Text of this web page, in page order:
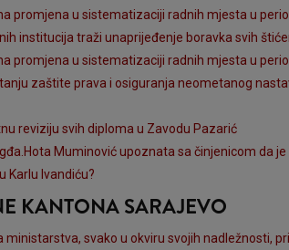
promjena u sistematizaciji radnih mjesta u
institucija traži unaprijeđenje boravka svih
promjena u sistematizaciji radnih mjesta u
zaštite prava i osiguranja neometanog
reviziju svih diploma u Zavodu Pazarić
Muminović upoznata sa činjenicom da
Karlu Ivandiću?
KANTONA SARAJEVO
ministarstva, svako u okviru svojih